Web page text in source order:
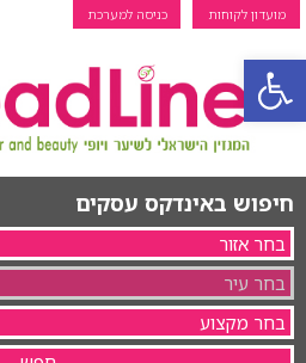
פתח סרגל נגישות
מועדון לקוחות כניסה למערכת
חיפוש באינדקס עסקים